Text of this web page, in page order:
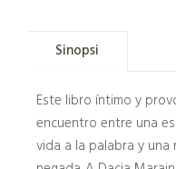
Sinopsi
Este libro íntimo y
encuentro entre una
vida a la palabra y una